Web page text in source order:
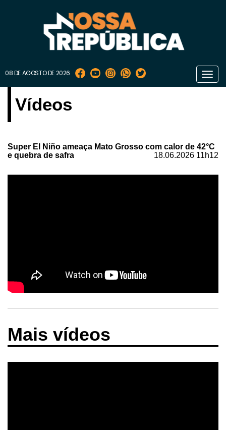
08 DE AGOSTO DE 2026
Vídeos
Super El Niño ameaça Mato Grosso com calor de 42°C
e quebra de safra
18.06.2026 11h12
Mais vídeos